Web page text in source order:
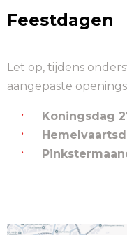
Feestdagen
Let op, tijdens
aangepaste
Koningsdag